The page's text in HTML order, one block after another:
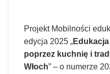
Projekt Mobilności
edycja 2025 „
poprzez kuchnię i
Włoch” – o numerze